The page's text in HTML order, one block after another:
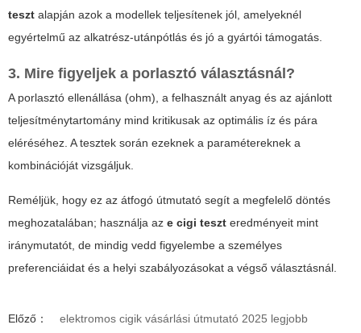
teszt alapján azok a modellek teljesítenek jól, amelyeknél
egyértelmű az alkatrész-utánpótlás és jó a gyártói támogatás.
3. Mire figyeljek a porlasztó választásnál?
A porlasztó ellenállása (ohm), a felhasznált anyag és az ajánlott
teljesítménytartomány mind kritikusak az optimális íz és pára
eléréséhez. A tesztek során ezeknek a paramétereknek a
kombinációját vizsgáljuk.
Reméljük, hogy ez az átfogó útmutató segít a megfelelő döntés
meghozatalában; használja az e cigi teszt eredményeit mint
iránymutatót, de mindig vedd figyelembe a személyes
preferenciáidat és a helyi szabályozásokat a végső választásnál.
Előző：
elektromos cigik vásárlási útmutató 2025 legjobb